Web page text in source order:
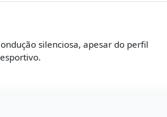
silenciosa, apesar do perfil